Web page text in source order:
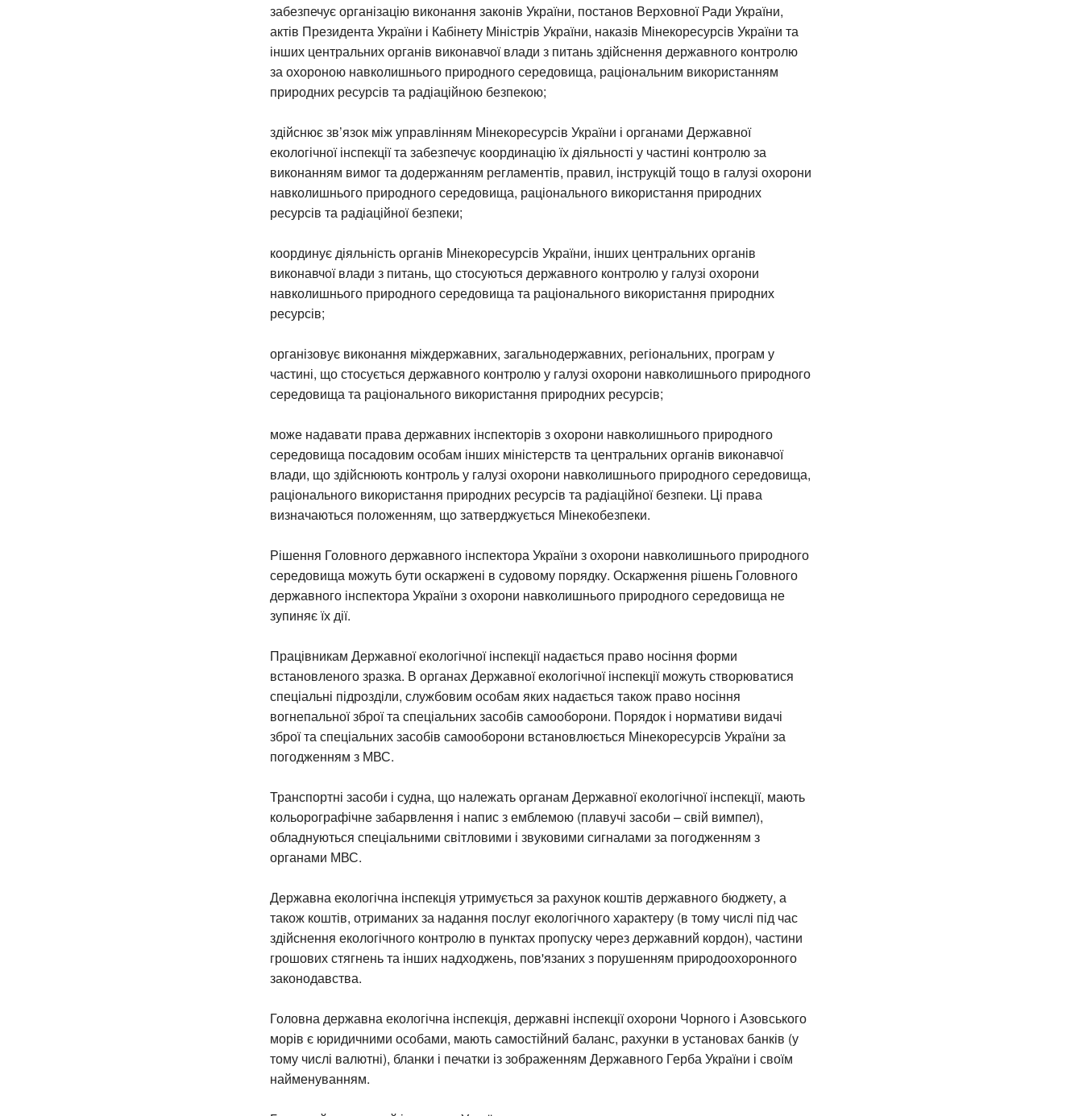
забезпечує організацію виконання законів України, постанов Верховної Ради України,
актів Президента України і Кабінету Міністрів України, наказів Мінекоресурсів України та
інших центральних органів виконавчої влади з питань здійснення державного контролю
за охороною навколишнього природного середовища, раціональним використанням
природних ресурсів та радіаційною безпекою;
здійснює зв’язок між управлінням Мінекоресурсів України і органами Державної
екологічної інспекції та забезпечує координацію їх діяльності у частині контролю за
виконанням вимог та додержанням регламентів, правил, інструкцій тощо в галузі охорони
навколишнього природного середовища, раціонального використання природних
ресурсів та радіаційної безпеки;
координує діяльність органів Мінекоресурсів України, інших центральних органів
виконавчої влади з питань, що стосуються державного контролю у галузі охорони
навколишнього природного середовища та раціонального використання природних
ресурсів;
організовує виконання міждержавних, загальнодержавних, регіональних, програм у
частині, що стосується державного контролю у галузі охорони навколишнього природного
середовища та раціонального використання природних ресурсів;
може надавати права державних інспекторів з охорони навколишнього природного
середовища посадовим особам інших міністерств та центральних органів виконавчої
влади, що здійснюють контроль у галузі охорони навколишнього природного середовища,
раціонального використання природних ресурсів та радіаційної безпеки. Ці права
визначаються положенням, що затверджується Мінекобезпеки.
Рішення Головного державного інспектора України з охорони навколишнього природного
середовища можуть бути оскаржені в судовому порядку. Оскарження рішень Головного
державного інспектора України з охорони навколишнього природного середовища не
зупиняє їх дії.
Працівникам Державної екологічної інспекції надається право носіння форми
встановленого зразка. В органах Державної екологічної інспекції можуть створюватися
спеціальні підрозділи, службовим особам яких надається також право носіння
вогнепальної зброї та спеціальних засобів самооборони. Порядок і нормативи видачі
зброї та спеціальних засобів самооборони встановлюється Мінекоресурсів України за
погодженням з МВС.
Транспортні засоби і судна, що належать органам Державної екологічної інспекції, мають
кольорографічне забарвлення і напис з емблемою (плавучі засоби – свій вимпел),
обладнуються спеціальними світловими і звуковими сигналами за погодженням з
органами МВС.
Державна екологічна інспекція утримується за рахунок коштів державного бюджету, а
також коштів, отриманих за надання послуг екологічного характеру (в тому числі під час
здійснення екологічного контролю в пунктах пропуску через державний кордон), частини
грошових стягнень та інших надходжень, пов'язаних з порушенням природоохоронного
законодавства.
Головна державна екологічна інспекція, державні інспекції охорони Чорного і Азовського
морів є юридичними особами, мають самостійний баланс, рахунки в установах банків (у
тому числі валютні), бланки і печатки із зображенням Державного Герба України і своїм
найменуванням.